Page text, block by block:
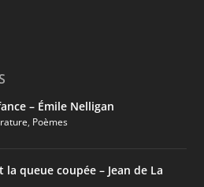
– Émile Nelligan
, Poèmes
la queue coupée – Jean de La